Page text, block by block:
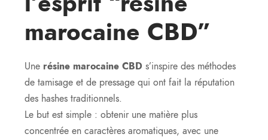
marocaine CBD”
Une résine marocaine CBD s’inspire des méthodes
de tamisage et de pressage qui ont fait la réputation
des hashes traditionnels.
Le but est simple : obtenir une matière plus
concentrée en caractères aromatiques, avec une